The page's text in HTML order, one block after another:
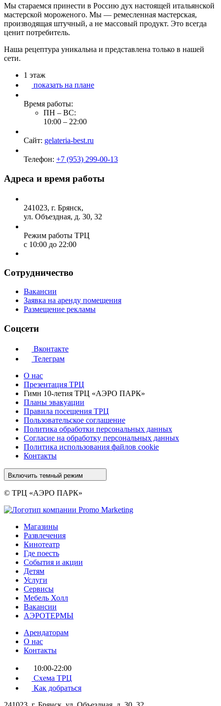
Мы стараемся принести в Россию дух настоящей итальянской
мастерской мороженого. Мы — ремесленная мастерская,
производящая штучный, а не массовый продукт. Это всегда
ценит потребитель.
Наша рецептура уникальна и представлена только в нашей
сети.
1 этаж
показать на плане
Время работы:
ПН – ВС:
10:00 – 22:00
Сайт: gelateria-best.ru
Телефон: +7 (953) 299-00-13
Адреса и время работы
241023, г. Брянск,
ул. Объездная, д. 30, 32
Режим работы ТРЦ
с 10:00 до 22:00
Сотрудничество
Вакансии
Заявка на аренду помещения
Размещение рекламы
Соцсети
Вконтакте
Телеграм
О нас
Презентация ТРЦ
Гимн 10-летия ТРЦ «АЭРО ПАРК»
Планы эвакуации
Правила посещения ТРЦ
Пользовательское соглашение
Политика обработки персональных данных
Cогласие на обработку персональных данных
Политика использования файлов cookie
Контакты
Включить темный режим
© ТРЦ «АЭРО ПАРК»
Магазины
Развлечения
Кинотеатр
Где поесть
События и акции
Детям
Услуги
Сервисы
Мебель Холл
Вакансии
АЭРОТЕРМЫ
Арендаторам
О нас
Контакты
10:00-22:00
Схема ТРЦ
Как добраться